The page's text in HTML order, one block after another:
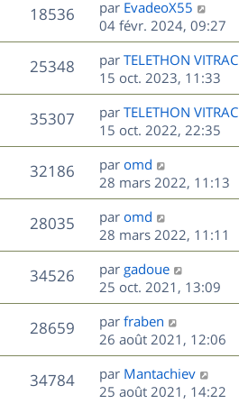
e
s
n
i
e
r
m
e
s
s
a
g
e
18536V
u
e
s
D
e
r
n
i
e
r
m
e
s
s
a
g
e
par EvadeoX55
04 févr. 2024, 09:27
25348V
u
D
e
r
n
i
e
r
m
e
s
s
a
g
e
par TELETHON VITRAC
15 oct. 2023, 11:33
35307V
u
e
D
e
r
n
i
e
r
m
e
s
s
a
g
e
par TELETHON VITRAC
15 oct. 2022, 22:35
32186V
u
D
e
r
n
i
e
r
m
e
s
s
a
g
e
par omd
28 mars 2022, 11:13
28035V
u
e
s
D
e
r
n
i
e
r
m
e
s
s
par omd
28 mars 2022, 11:11
34526V
u
D
e
r
n
i
e
r
m
par gadoue
25 oct. 2021, 13:09
28659V
u
D
e
r
n
i
par fraben
26 août 2021, 12:06
34784V
D
e
par Mantachiev
25 août 2021, 14:22